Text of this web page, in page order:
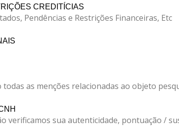
CREDITÍCIAS
Pendências e Restrições Financeiras, Etc
as menções relacionadas ao objeto
verificamos sua autenticidade, pontuação /